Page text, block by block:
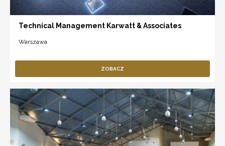
Technical Management Karwatt & Associates
Warszawa
ZOBACZ